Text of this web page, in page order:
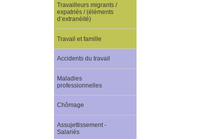
Travailleurs migrants /
expatriés / (éléments
d’extranéité)
Travail et famille
Accidents du travail
Maladies
professionnelles
Chômage
Assujettissement -
Salariés